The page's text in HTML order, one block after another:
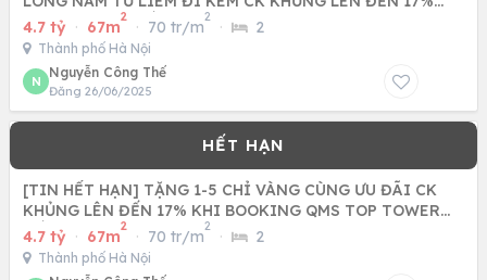
CÙNG CƠ HỘI BỐC
4.7 tỷ · 67m
2
· 70 tr/m
2
· 2
Thành phố Hà Nội
N
Nguyễn Công Thế
Đăng 26/06/2025
[TIN HẾT HẠN] TẶNG 1-5 CHỈ VÀNG CÙNG ƯU ĐÃI CK
KHỦNG LÊN ĐẾN 17% KHI BOOKING QMS TOP TOWER
TỐ HỮU - NAM TỪ LIÊM
4.7 tỷ · 67m
2
· 70 tr/m
2
· 2
Thành phố Hà Nội